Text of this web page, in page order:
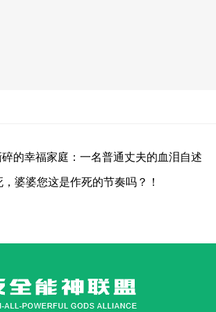
碎的幸福家庭：一名普通丈夫的血泪自述
婆婆您这是作死的节奏吗？！